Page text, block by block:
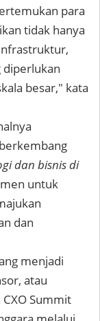
para
tidak hanya
diperlukan
besar," kata
dan bisnis di
untuk
dan
menjadi
atau
Summit